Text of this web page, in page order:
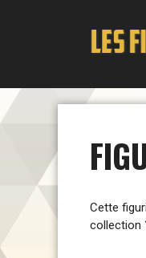
Cette
collection